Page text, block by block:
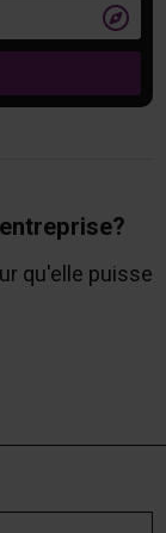

qu'elle puisse